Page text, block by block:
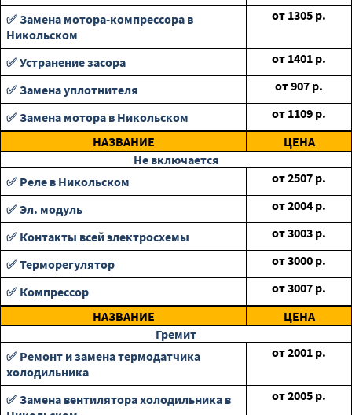
✅ Замена мотора-компрессора в
Никольском
от 1305 р.
✅ Устранение засора от 1401 р.
✅ Замена уплотнителя
от907 р.
✅ Замена мотора в Никольском
от 1109 р.
НАЗВАНИЕ
ЦЕНА
Не включается
✅ Реле в Никольском
от2507 р.
✅ Эл. модуль
от2004 р.
✅ Контакты всей электросхемы
от3003 р.
✅ Терморегулятор
от3000 р.
✅ Компрессор
от3007 р.
НАЗВАНИЕ
ЦЕНА
Гремит
✅ Ремонт и замена термодатчика
холодильника
от2001 р.
✅ Замена вентилятора холодильника в
от2005 р.